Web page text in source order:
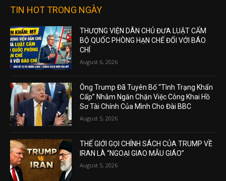
TIN HOT TRONG NGÀY
THƯỢNG VIỆN DÂN CHỦ ĐƯA LUẬT CẤM
BỘ QUỐC PHÒNG HẠN CHẾ ĐỐI VỚI BÁO
CHÍ
August 6, 2026
Ông Trump Đã Tuyên Bố “Tình Trạng Khẩn
Cấp” Nhằm Ngăn Chặn Việc Công Khai Hồ
Sơ Tài Chính Của Mình Cho Đài BBC
August 5, 2026
THẾ GIỚI GỌI CHÍNH SÁCH CỦA TRUMP VỀ
IRAN LÀ “NGOẠI GIAO MẪU GIÁO”
August 5, 2026